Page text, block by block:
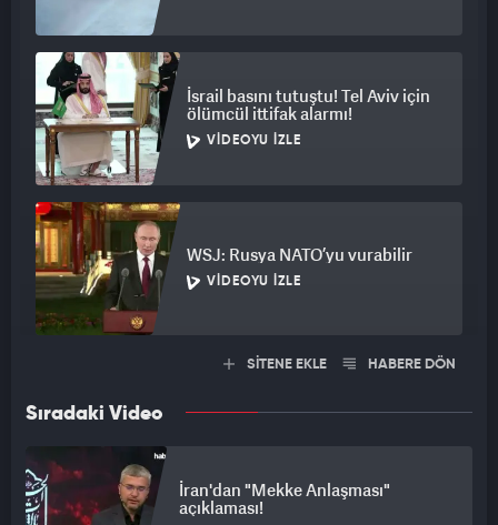
İsrail basını tutuştu! Tel Aviv için
ölümcül ittifak alarmı!
VIDEOYU İZLE
WSJ: Rusya NATO’yu vurabilir
VIDEOYU İZLE
SİTENE EKLE HABERE DÖN
Sıradaki Video
İran'dan "Mekke Anlaşması"
açıklaması!